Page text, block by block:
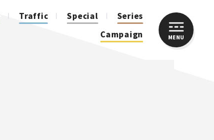
Traffic Special
Series
Campaign
MENUCLOSE